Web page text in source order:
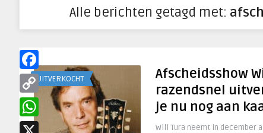
Alle berichten getagd met:
UITVERKOCHT
Afscheidsshow
razendsnel
je nu nog aan
Will Tura neemt in december
Facebook
Copy
Link
WhatsApp